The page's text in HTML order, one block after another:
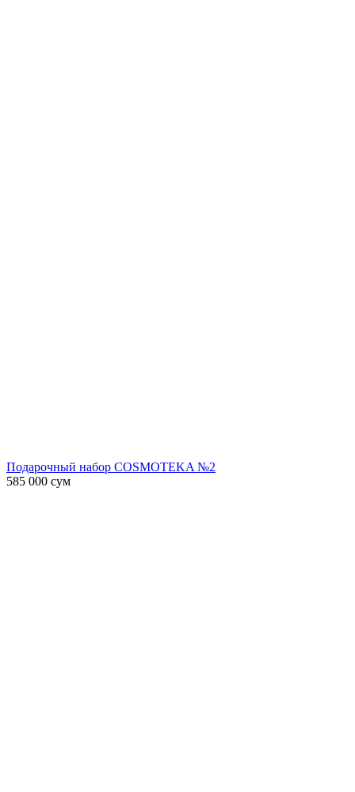
Подарочный набор COSMOTEKA №2
585 000 сум